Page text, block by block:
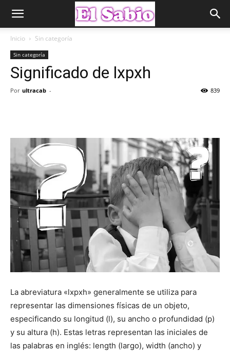
Inicio Sin categoría
Sin categoría
Significado de lxpxh
Por ultracab - 839
La abreviatura «lxpxh» generalmente se utiliza para
representar las dimensiones físicas de un objeto,
especificando su longitud (l), su ancho o profundidad (p)
y su altura (h). Estas letras representan las iniciales de
las palabras en inglés: length (largo), width (ancho) y